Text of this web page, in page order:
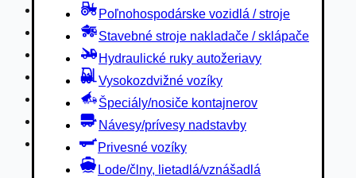
Poľnohospodárske vozidlá / stroje
Stavebné stroje nakladače / sklápače
Hydraulické ruky autožeriavy
Vysokozdvižné vozíky
Špeciály/nosiče kontajnerov
Návesy/prívesy nadstavby
Privesné vozíky
Lode/člny, lietadlá/vznášadlá
Vysokozdvižné vozíky
Špeciály/nosiče kontajnerov
Návesy/prívesy nadstavby
Privesné vozíky
Lode/člny, lietadlá/vznášadlá
Pneumatiky disky
Príslušenstvo, Oblečenie